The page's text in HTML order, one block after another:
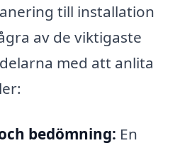
till installation
av de viktigaste
med att anlita
bedömning: En